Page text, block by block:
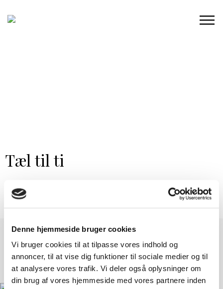
Denne hjemmeside bruger cookies
Vi bruger cookies til at tilpasse vores indhold og
annoncer, til at vise dig funktioner til sociale medier og til
at analysere vores trafik. Vi deler også oplysninger om
din brug af vores hjemmeside med vores partnere inden
Tæl til ti